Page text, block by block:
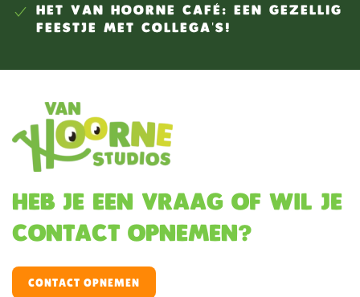
HET VAN HOORNE CAFÉ: EEN GEZELLIG
FEESTJE MET COLLEGA'S!
Heb je een vraag of wil je
contact opnemen?
CONTACT OPNEMEN